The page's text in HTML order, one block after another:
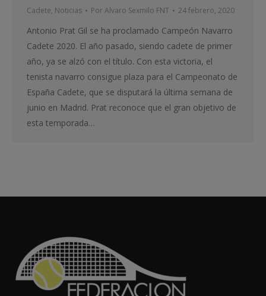
Cadete, Noticias PorAlvaro Sexmilo FNT 24 febrero, 2020
Antonio Prat Gil se ha proclamado Campeón Navarro
Cadete 2020. El año pasado, siendo cadete de primer
año, ya se alzó con el título. Con esta victoria, el
tenista navarro consigue plaza para el Campeonato de
España Cadete, que se disputará la última semana de
junio en Madrid. Prat reconoce que el gran objetivo de
esta temporada…